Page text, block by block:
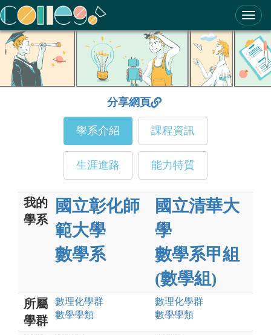
ColleGo! 大學選才與高中育才輔助系統
分享網頁
學系介紹 課程資訊
生涯進路 能力特質
我的
學系
國立彰化師
範大學
數學系
國立清華大
學
數學系甲組
(數學組)
所屬
學群
數理化學群
數學學類
數理化學群
數學學類